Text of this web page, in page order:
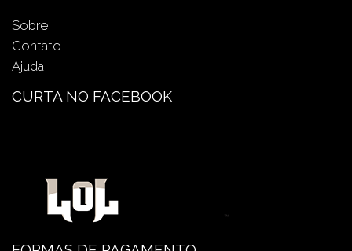
Sobre
Contato
Ajuda
CURTA NO FACEBOOK